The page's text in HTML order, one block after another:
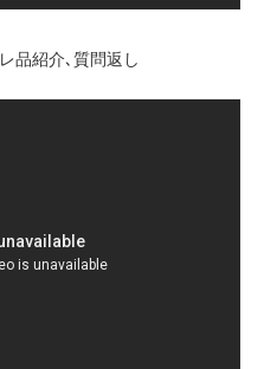
品紹介､質問返し